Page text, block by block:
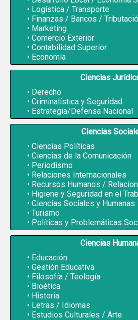
Logística / Transporte
Finanzas / Bancos /
Marketing
Comercio Exterior
Contabilidad Superior
Economía
Ciencias
Derecho
Criminalística y Seguridad
Estrategia/Defensa Nacional
Ciencias
Ciencias Políticas
Ciencias de la Comunicación
Periodismo
Relaciones Internacionales
Recursos Humanos /
Higiene y Seguridad en el
Ciencias Sociales y Humanas
Turismo
Políticas y Problemáticas
Ciencias
Educación
Gestión Educativa
Filosofía / Teología
Bioética
Historia
Letras / Idiomas
Estudios Culturales / Arte